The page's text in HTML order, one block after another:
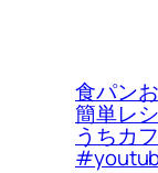
食パン
簡単レ
うちカ